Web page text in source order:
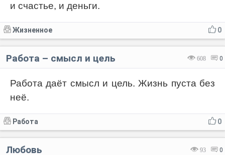
и счастье, и деньги.
0
Жизненное
608 0
Работа – смысл и цель
Работа даёт смысл и цель. Жизнь пуста без
неё.
0
Работа
93 0
Любовь